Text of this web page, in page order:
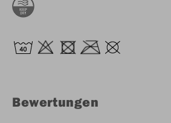
Bewertungen